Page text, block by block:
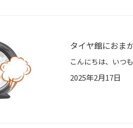
タイヤ館におま
2025年2月17日